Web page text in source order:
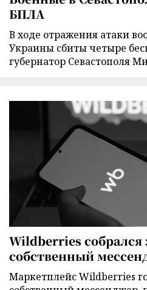
БПЛА
В ходе отражения атаки
Украины сбиты четыре
губернатор Севастополя
Wildberries собрался
собственный
Маркетплейс Wildberries